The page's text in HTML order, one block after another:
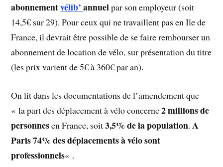
abonnementvélib’annuelpar son employeur (soit
14,5€ sur 29). Pour ceux qui ne travaillent pas en Ile de
France, il devrait être possible de se faire rembourser un
abonnement de location de vélo, sur présentation du titre
(les prix varient de 5€ à 360€ par an).
On lit dans les documentations de l’amendement que
« la part des déplacement à vélo concerne2 millions de
personnesen France, soit3,5% de la population.A
Paris 74% des déplacements à vélo sont
professionnels« .